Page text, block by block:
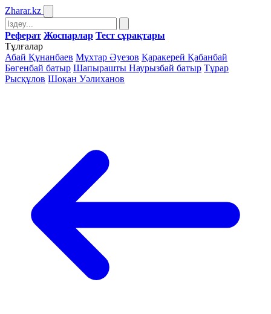
Zharar.kz
Реферат Жоспарлар Тест сұрақтары
Тұлғалар
Абай Құнанбаев Мұхтар Әуезов Қаракерей Қабанбай
Бөгенбай батыр Шапырашты Наурызбай батыр Тұрар
Рысқұлов Шоқан Уәлиханов